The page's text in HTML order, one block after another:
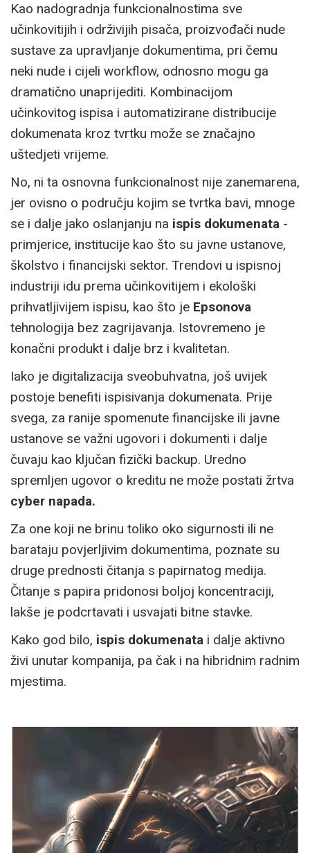
Kao nadogradnja funkcionalnostima sve
učinkovitijih i održivijih pisača, proizvođači nude
sustave za upravljanje dokumentima, pri čemu
neki nude i cijeli workflow, odnosno mogu ga
dramatično unaprijediti. Kombinacijom
učinkovitog ispisa i automatizirane distribucije
dokumenata kroz tvrtku može se značajno
uštedjeti vrijeme.
No, ni ta osnovna funkcionalnost nije zanemarena,
jer ovisno o području kojim se tvrtka bavi, mnoge
se i dalje jako oslanjanju na ispis dokumenata -
primjerice, institucije kao što su javne ustanove,
školstvo i financijski sektor. Trendovi u ispisnoj
industriji idu prema učinkovitijem i ekološki
prihvatljivijem ispisu, kao što je Epsonova
tehnologija bez zagrijavanja. Istovremeno je
konačni produkt i dalje brz i kvalitetan.
Iako je digitalizacija sveobuhvatna, još uvijek
postoje benefiti ispisivanja dokumenata. Prije
svega, za ranije spomenute financijske ili javne
ustanove se važni ugovori i dokumenti i dalje
čuvaju kao ključan fizički backup. Uredno
spremljen ugovor o kreditu ne može postati žrtva
cyber napada.
Za one koji ne brinu toliko oko sigurnosti ili ne
barataju povjerljivim dokumentima, poznate su
druge prednosti čitanja s papirnatog medija.
Čitanje s papira pridonosi boljoj koncentraciji,
lakše je podcrtavati i usvajati bitne stavke.
Kako god bilo, ispis dokumenata i dalje aktivno
živi unutar kompanija, pa čak i na hibridnim radnim
mjestima.